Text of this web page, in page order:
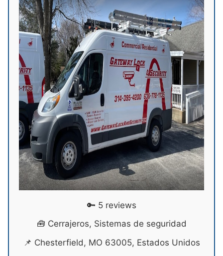
🔑 5 reviews
🧰 Cerrajeros, Sistemas de seguridad
📌 Chesterfield, MO 63005, Estados Unidos